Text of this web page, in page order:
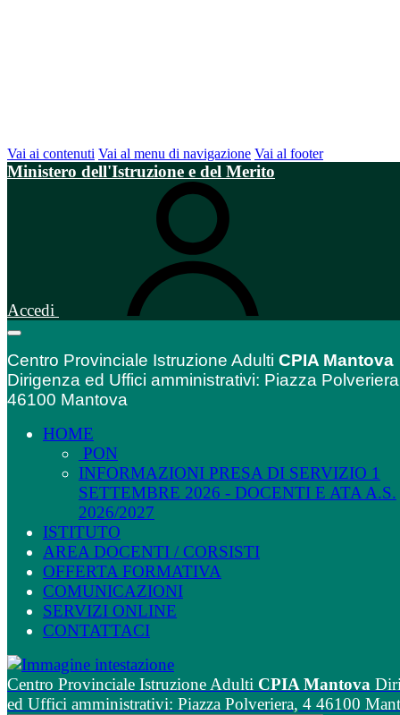
Vai ai contenuti Vai al menu di navigazione Vai al footer
Ministero dell'Istruzione e del Merito
Accedi
Centro Provinciale Istruzione Adulti CPIA Mantova
Dirigenza ed Uffici amministrativi: Piazza
46100 Mantova
HOME
PON
INFORMAZIONI PRESA DI SERVIZIO 1
SETTEMBRE 2026 - DOCENTI E ATA A.S.
2026/2027
ISTITUTO
AREA DOCENTI / CORSISTI
OFFERTA FORMATIVA
COMUNICAZIONI
SERVIZI ONLINE
CONTATTACI
Centro Provinciale Istruzione Adulti CPIA Mantova
ed Uffici amministrativi: Piazza Polveriera, 4 46100